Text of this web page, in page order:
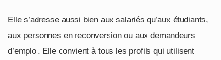
Elle s’adresse aussi bien aux salariés qu’aux étudiants,
aux personnes en reconversion ou aux demandeurs
d’emploi. Elle convient à tous les profils qui utilisent